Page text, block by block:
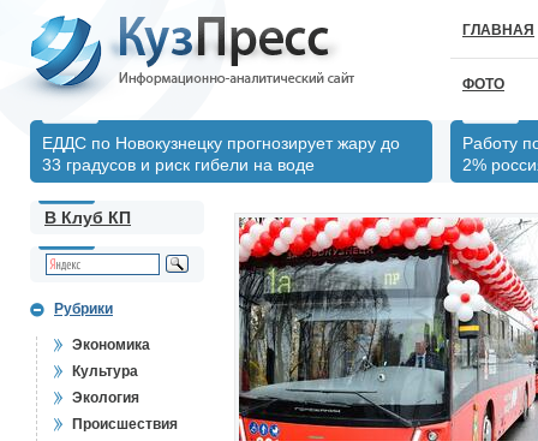
ГЛАВНАЯ
ФОТО
ЕДДС по Новокузнецку прогнозирует жару до
33 градусов и риск гибели на воде
Работу
2%
В Клуб КП
Рубрики
Экономика
Культура
Экология
Происшествия